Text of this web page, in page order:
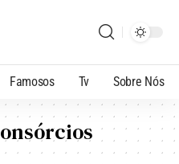
Famosos Tv Sobre Nós